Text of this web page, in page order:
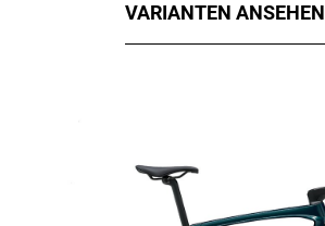
VARIANTEN ANSEHEN